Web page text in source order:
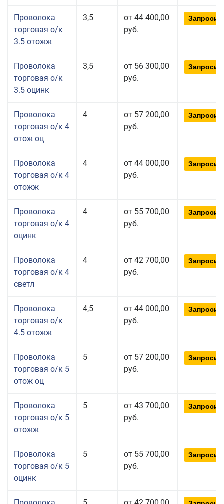
Проволока
торговая о/к
3.5 отожж
3,5
от 44 400,00
руб.
Проволока
торговая о/к
3.5 оцинк
3,5
от 56 300,00
руб.
Проволока
торговая о/к 4
отож оц
4
от 57 200,00
руб.
Проволока
торговая о/к 4
отожж
4
от 44 000,00
руб.
Проволока
торговая о/к 4
оцинк
4
от 55 700,00
руб.
Проволока
торговая о/к 4
светл
4
от 42 700,00
руб.
Проволока
торговая о/к
4.5 отожж
4,5
от 44 000,00
руб.
Проволока
торговая о/к 5
отож оц
5
от 57 200,00
руб.
Проволока
торговая о/к 5
отожж
5
от 43 700,00
руб.
Проволока
торговая о/к 5
оцинк
5
от 55 700,00
руб.